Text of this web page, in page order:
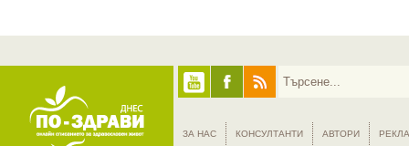
ЗА НАС КОНСУЛТАНТИ АВТОРИ